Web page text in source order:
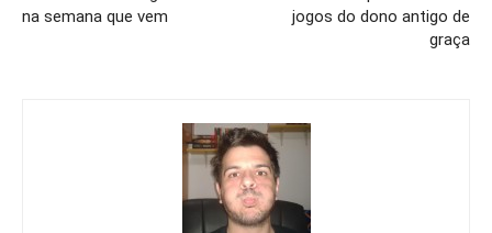
na semana que vem
jogos do dono antigo de
graça